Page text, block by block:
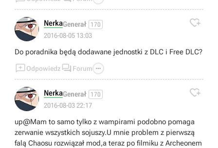
NerkaGenerał 170
2016-08-05 13:03

Do poradnika będą dodawane jednostki z DLC i Free DLC?
Odpowiedz  Forum 
NerkaGenerał 170
2016-08-03 22:17

up@Mam to samo tylko z wampirami podobno pomaga
zerwanie wszystkich sojuszy.U mnie problem z pierwszą
falą Chaosu rozwiązał mod,a teraz po filmiku z Archeonem